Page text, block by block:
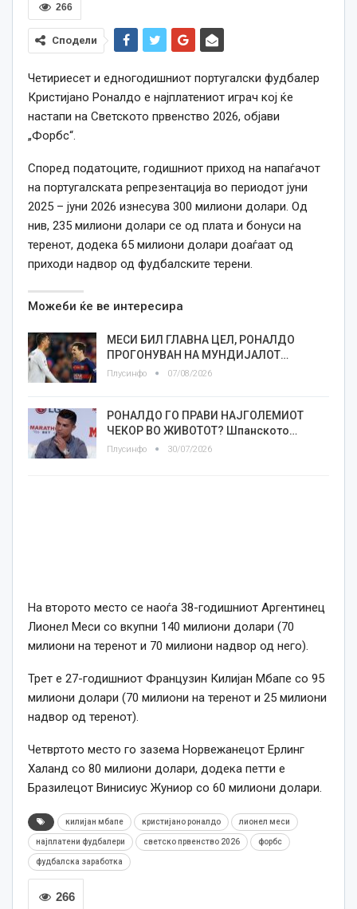
266
Сподели
Четириесет и едногодишниот португалски фудбалер
Кристијано Роналдо е најплатениот играч кој ќе
настапи на Светското првенство 2026, објави
„Форбс“.
Според податоците, годишниот приход на напаѓачот
на португалската репрезентација во периодот јуни
2025 – јуни 2026 изнесува 300 милиони долари. Од
нив, 235 милиони долари се од плата и бонуси на
теренот, додека 65 милиони долари доаѓаат од
приходи надвор од фудбалските терени.
Можеби ќе ве интересира
МЕСИ БИЛ ГЛАВНА ЦЕЛ, РОНАЛДО
ПРОГОНУВАН НА МУНДИЈАЛОТ…
Плусинфо 07/08/2026
РОНАЛДО ГО ПРАВИ НАЈГОЛЕМИОТ
ЧЕКОР ВО ЖИВОТОТ? Шпанското…
Плусинфо 30/07/2026
На второто место се наоѓа 38-годишниот Аргентинец
Лионел Меси со вкупни 140 милиони долари (70
милиони на теренот и 70 милиони надвор од него).
Трет е 27-годишниот Французин Килијан Мбапе со 95
милиони долари (70 милиони на теренот и 25 милиони
надвор од теренот).
Четвртото место го зазема Норвежанецот Ерлинг
Халанд со 80 милиони долари, додека петти е
Бразилецот Винисиус Жуниор со 60 милиони долари.
килијан мбапе кристијано роналдо лионел меси
најплатени фудбалери светско првенство 2026 форбс
фудбалска заработка
266